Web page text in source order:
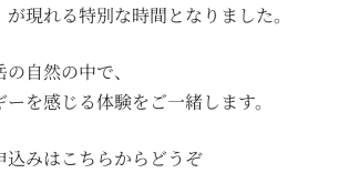
が現れる特別な時間となりました。
自然の中で、
を感じる体験をご一緒します。
みはこちらからどうぞ